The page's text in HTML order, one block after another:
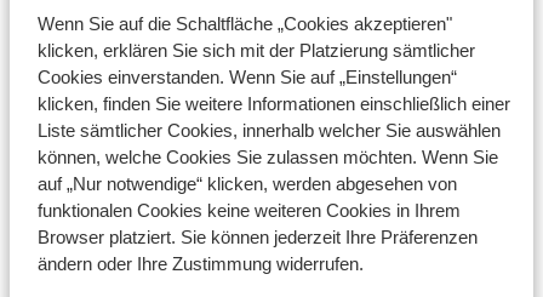
Wenn Sie auf die Schaltfläche „Cookies akzeptieren"
klicken, erklären Sie sich mit der Platzierung sämtlicher
Cookies einverstanden. Wenn Sie auf „Einstellungen“
klicken, finden Sie weitere Informationen einschließlich einer
Liste sämtlicher Cookies, innerhalb welcher Sie auswählen
können, welche Cookies Sie zulassen möchten. Wenn Sie
auf „Nur notwendige“ klicken, werden abgesehen von
funktionalen Cookies keine weiteren Cookies in Ihrem
Browser platziert. Sie können jederzeit Ihre Präferenzen
ändern oder Ihre Zustimmung widerrufen.
Die Teilnehmer werden per E-Mail über den
Sofortgewinn und den möglichen Gewinn des
Skiurlaubs informiert.
Der Gewinner des Skiurlaubs erklärt sich
einverstanden damit, dass er mit Vornamen
genannt allen Teilnehmern als Gewinner
vorgestellt wird.
Fragen und weitere Anliegen zum Gewinnspiel
schicken Sie bitte an: info@sunweb.de.
Die Daten der Teilnehmer werden ausschließlich
von Sunweb weiterverarbeitet und wie oben